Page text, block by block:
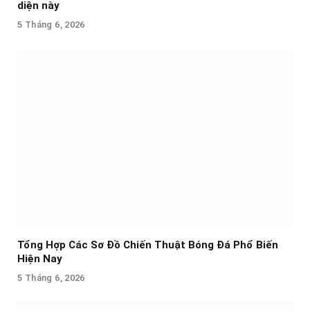
diện này
5 Tháng 6, 2026
Tổng Hợp Các Sơ Đồ Chiến Thuật Bóng Đá Phổ Biến
Hiện Nay
5 Tháng 6, 2026